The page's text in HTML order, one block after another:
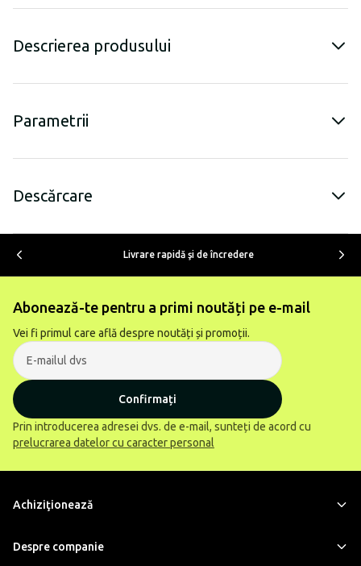
Descrierea produsului
Parametrii
Descărcare
Livrare rapidă şi de încredere
Abonează-te pentru a primi noutăți pe e-mail
Vei fi primul care află despre noutăți și promoții.
Confirmați
Prin introducerea adresei dvs. de e-mail, sunteți de acord cu
prelucrarea datelor cu caracter personal
Achiziţionează
Despre companie